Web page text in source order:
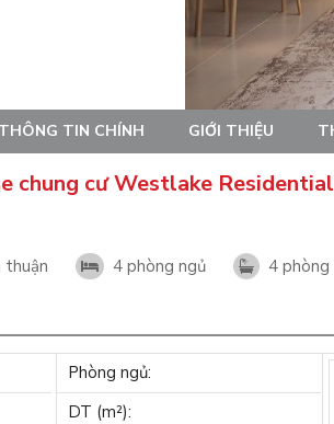
THÔNG TIN CHÍNH GIỚI THIỆU
chung cư Westlake
thuận 4 phòng ngủ 4
Phòng ngủ:
DT (m²):